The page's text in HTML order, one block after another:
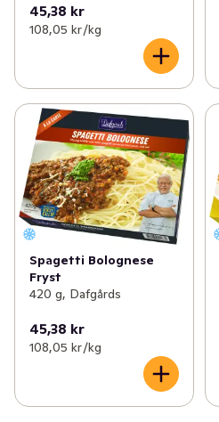
45,38 kr
108,05 kr /kg
Spagetti Bolognese
Fryst
420 g, Dafgårds
45,38 kr
108,05 kr /kg